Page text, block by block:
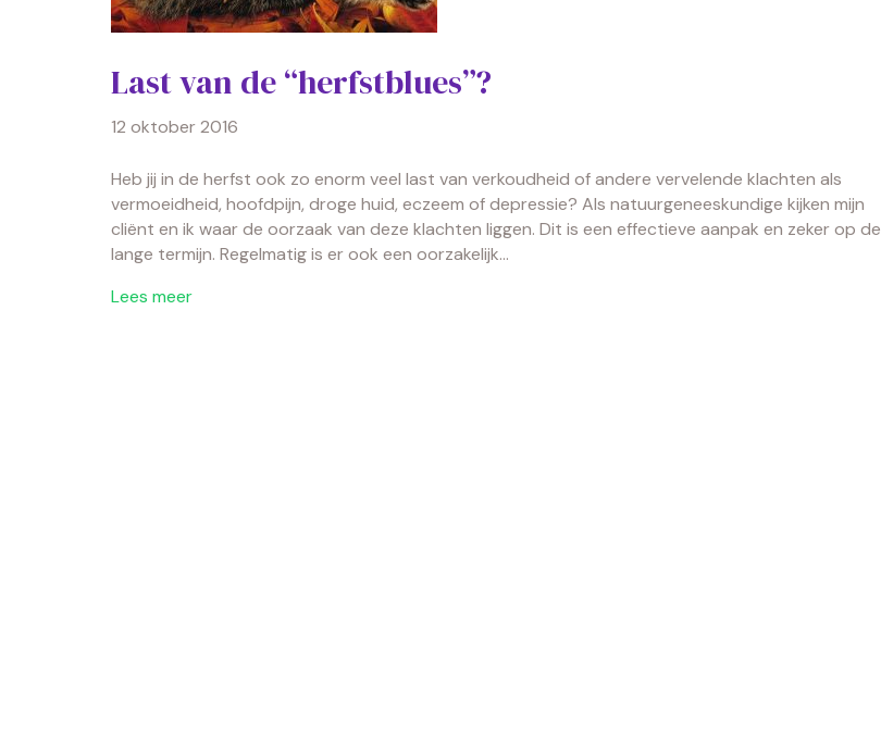
Last van de “herfstblues”?
12 oktober 2016
Heb jij in de herfst ook zo enorm veel last van verkoudheid of andere vervelende klachten als
vermoeidheid, hoofdpijn, droge huid, eczeem of depressie? Als natuurgeneeskundige kijken mijn
cliënt en ik waar de oorzaak van deze klachten liggen. Dit is een effectieve aanpak en zeker op de
lange termijn. Regelmatig is er ook een oorzakelijk…
Lees meer